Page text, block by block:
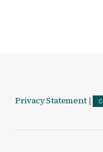
Privacy Statement |